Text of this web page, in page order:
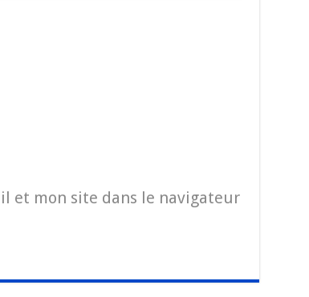
et mon site dans le navigateur